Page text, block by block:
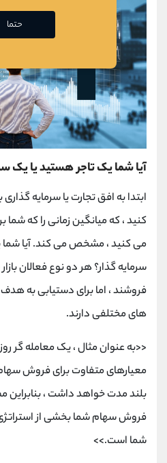
آیا شما یک تاجر هستید یا یک
ابتدا به افق تجارت یا سرمایه
کنید ، که میانگین زمانی را که
می کنید ، مشخص می کند. آیا شما
سرمایه گذار؟ هر دو نوع فعالان
فروشند ، اما برای دستیابی به
های مختلفی دارند.
<<به عنوان مثال ، یک معامله گر
معیارهای متفاوت برای فروش
بلند مدت خواهد داشت ،
فروش سهام شما بخشی از
شما است.>>
حتما